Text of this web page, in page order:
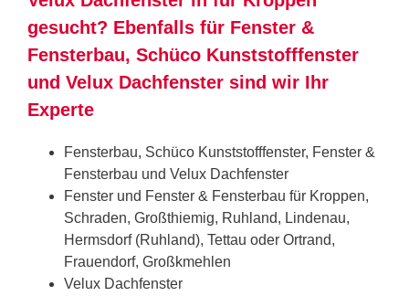
gesucht? Ebenfalls für Fenster &
Fensterbau, Schüco Kunststofffenster
und Velux Dachfenster sind wir Ihr
Experte
Fensterbau, Schüco Kunststofffenster, Fenster &
Fensterbau und Velux Dachfenster
Fenster und Fenster & Fensterbau für Kroppen,
Schraden, Großthiemig, Ruhland, Lindenau,
Hermsdorf (Ruhland), Tettau oder Ortrand,
Frauendorf, Großkmehlen
Velux Dachfenster